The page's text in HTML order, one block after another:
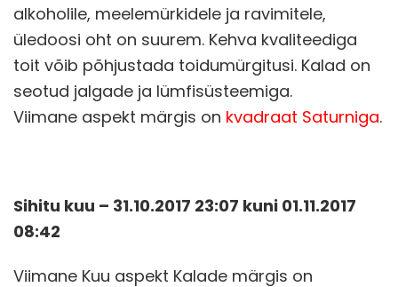
alkoholile, meelemürkidele ja ravimitele,
üledoosi oht on suurem. Kehva kvaliteediga
toit võib põhjustada toidumürgitusi. Kalad on
seotud jalgade ja lümfisüsteemiga.
Viimane aspekt märgis on kvadraat Saturniga.
Sihitu kuu – 31.10.2017 23:07 kuni 01.11.2017
08:42
Viimane Kuu aspekt Kalade märgis on